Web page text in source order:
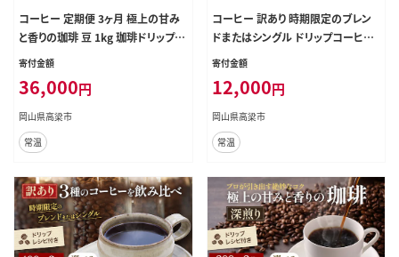
コーヒー 定期便 3ヶ月 極上の甘み
と香りの珈琲 豆 1kg 珈琲ドリップの
レシピ付き コーヒー豆 コーヒー粉
飲み物 ドリンク 定期 3回
寄付金額
36,000円
岡山県高梁市
常温
コーヒー 訳あり 時期限定のブレン
ドまたはシングル ドリップコーヒー
400g×3種 選べる 豆 粉 セット 飲み
ーヒー粉 焙煎 深煎り豆のまま
寄付金額
12,000円
岡山県高梁市
常温